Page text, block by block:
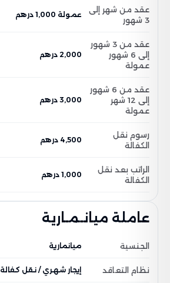
عقد من شهر إلى
3 شهور
عمولة 1,000 درهم
عقد من 3 شهور
إلى 6 شهور
عمولة
2,000 درهم
عقد من 6 شهور
إلى 12 شهر
عمولة
3,000 درهم
رسوم نقل
الكفالة
4,500 درهم
الراتب بعد نقل
الكفالة
1,000 درهم
عاملة ميانـمـارية
الجنسية ميانمارية
نظام التعاقد إيجار شهري / نقل كفالة